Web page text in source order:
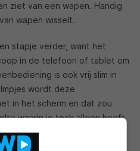
ziet van een wapen. Handig
wapen wisselt.
stapje verder, want het
in de telefoon of tablet om
is ook vrij slim in
wordt deze
in het scherm en dat zou
waarin je toch alleen hoeft